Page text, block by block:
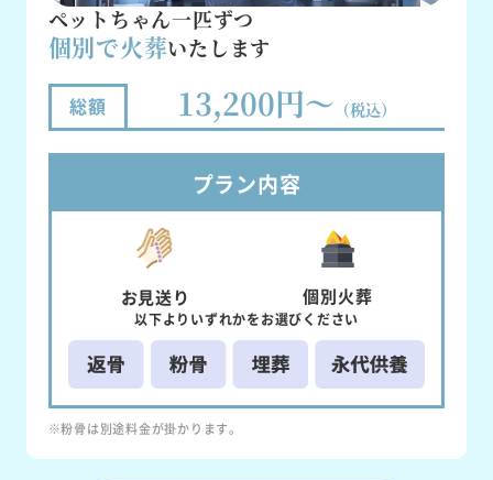
ペットちゃん一匹ずつ
個別で火葬いたします
総額 13,200円～ （税込）
プラン内容
お見送り 個別火葬
以下より いずれかをお選びください
※粉骨は別途料金が掛かります。